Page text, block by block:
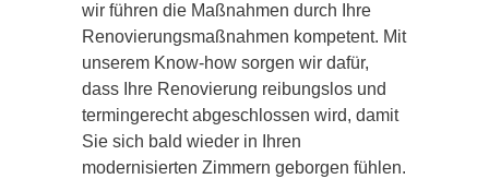
wir führen die Maßnahmen durch Ihre
Renovierungsmaßnahmen kompetent. Mit
unserem Know-how sorgen wir dafür,
dass Ihre Renovierung reibungslos und
termingerecht abgeschlossen wird, damit
Sie sich bald wieder in Ihren
modernisierten Zimmern geborgen fühlen.